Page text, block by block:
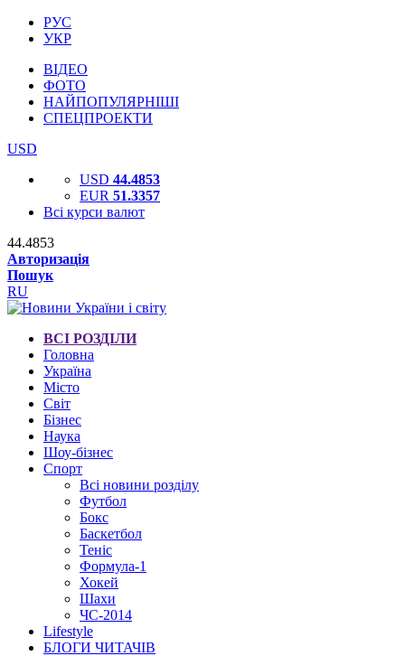
РУС
УКР
ВІДЕО
ФОТО
НАЙПОПУЛЯРНІШІ
СПЕЦПРОЕКТИ
USD
USD 44.4853
EUR 51.3357
Всі курси валют
44.4853
Авторизація
Пошук
RU
ВСІ РОЗДІЛИ
Головна
Україна
Місто
Світ
Бізнес
Наука
Шоу-бізнес
Спорт
Всі новини розділу
Футбол
Бокс
Баскетбол
Теніс
Формула-1
Хокей
Шахи
ЧС-2014
Lifestyle
БЛОГИ ЧИТАЧІВ